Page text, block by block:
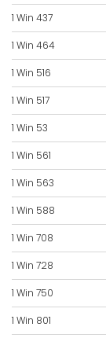
1 Win 437
1 Win 464
1 Win 516
1 Win 517
1 Win 53
1 Win 561
1 Win 563
1 Win 588
1 Win 708
1 Win 728
1 Win 750
1 Win 801